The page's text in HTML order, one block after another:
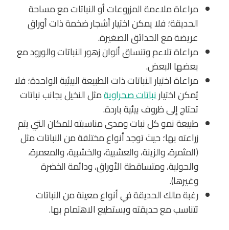
مراعاة ملاءمة المزروعات أو النباتات مع مساحة
الحديقة؛ فلا يمكن اختيار أشجار ضخمة ذات أوراق
عريضة مع الحدائق الصغيرة.
مراعاة تلاءم وتنساق ألوان زهور النباتات والورود مع
بعضها البعض.
مراعاة اختيار النباتات ذات الطبيعة البيئية الواحدة؛ فلا
يُمكن اختيارنباتات صحراويةمثل النخيل بجانب نباتات
تحتاج إلى ظروف بيئية باردة.
طبيعة نمو كل نبات ومدى مناسبته للمكان التي يتم
زراعته بها؛ حيث توجد أنواع مختلفة من النباتات مثل
(المثمرة، والزينة، والعشبية، والخشبية، والمعمرة،
والحولية، ومتساقطة الأوراق، ودائمة الخضرة
وغيرها).
رغبة مالك الحديقة في أنواع معينة من النباتات
تتناسب مع حديقته ويستطيع الاهتمام بها.